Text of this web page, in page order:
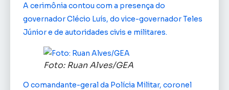
A cerimônia contou com a presença do
governador Clécio Luís, do vice-governador Teles
Júnior e de autoridades civis e militares.
Foto: Ruan Alves/GEA
O comandante-geral da Polícia Militar, coronel